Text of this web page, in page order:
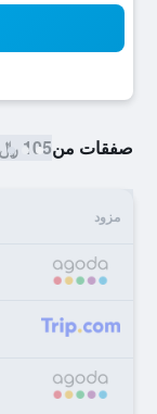
صفقات من105 ﷼
مزود